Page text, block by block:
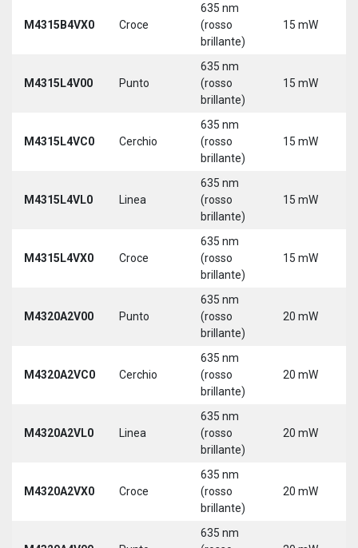
M4315B4VX0 Croce
635 nm
(rosso
brillante)
15 mW
M4315L4V00 Punto
635 nm
(rosso
brillante)
15 mW
M4315L4VC0 Cerchio
635 nm
(rosso
brillante)
15 mW
M4315L4VL0 Linea
635 nm
(rosso
brillante)
15 mW
M4315L4VX0 Croce
635 nm
(rosso
brillante)
15 mW
M4320A2V00 Punto
635 nm
(rosso
brillante)
20 mW
M4320A2VC0 Cerchio
635 nm
(rosso
brillante)
20 mW
M4320A2VL0 Linea
635 nm
(rosso
brillante)
20 mW
M4320A2VX0 Croce
635 nm
(rosso
brillante)
20 mW
635 nm